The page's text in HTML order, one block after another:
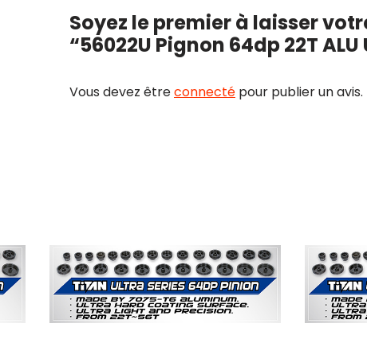
Soyez le premier à laisser
“56022U Pignon 64dp 22T ALU
Vous devez êtreconnecté pour publier un avis.